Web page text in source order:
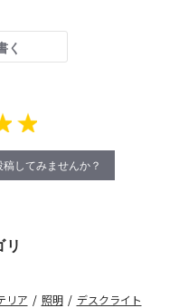
く
してみませんか？
リ
リア / 照明 / デスクライト